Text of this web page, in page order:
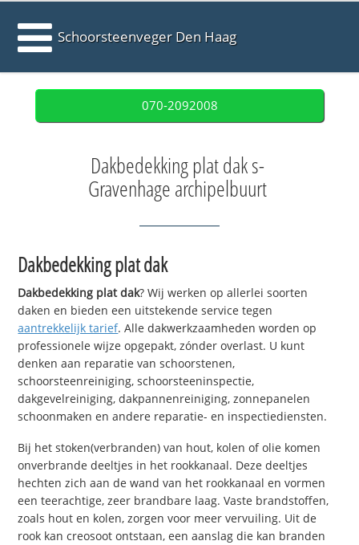
Schoorsteenveger Den Haag
070-2092008
Dakbedekking plat dak s-
Gravenhage archipelbuurt
Dakbedekking plat dak
Dakbedekking plat dak? Wij werken op allerlei soorten
daken en bieden een uitstekende service tegen
aantrekkelijk tarief. Alle dakwerkzaamheden worden op
professionele wijze opgepakt, zónder overlast. U kunt
denken aan reparatie van schoorstenen,
schoorsteenreiniging, schoorsteeninspectie,
dakgevelreiniging, dakpannenreiniging, zonnepanelen
schoonmaken en andere reparatie- en inspectiediensten.
Bij het stoken(verbranden) van hout, kolen of olie komen
onverbrande deeltjes in het rookkanaal. Deze deeltjes
hechten zich aan de wand van het rookkanaal en vormen
een teerachtige, zeer brandbare laag. Vaste brandstoffen,
zoals hout en kolen, zorgen voor meer vervuiling. Uit de
rook kan creosoot ontstaan, een aanslag die kan branden